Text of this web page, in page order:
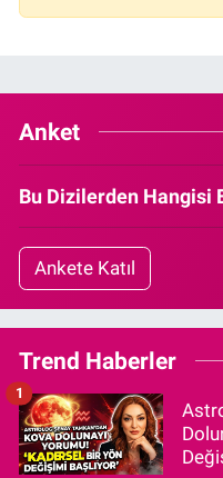
Anket
Bu Dizilerden Hangisi
Ankete Katıl
Trend Haberler
1